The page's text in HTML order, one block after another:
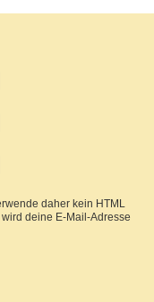
daher kein HTML
deine E-Mail-Adresse